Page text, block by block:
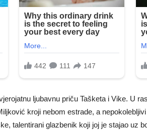
ljubavnu priču Tašketa i Vike. U
kroji nebom estrade, a
talentirani glazbenik koji joj je stajao uz